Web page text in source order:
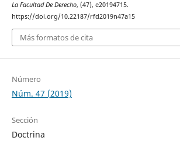
La Facultad De Derecho, (47), e20194715.
https://doi.org/10.22187/rfd2019n47a15
Más formatos de cita
Número
Núm. 47 (2019)
Sección
Doctrina